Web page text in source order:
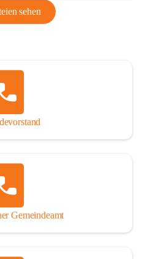
sehen
Gemeindeamt